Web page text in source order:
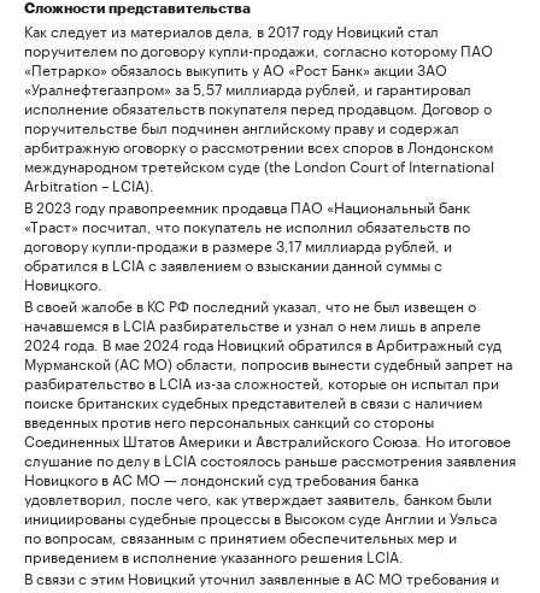
Сложности представительства
Как следует из материалов дела, в 2017 году Новицкий стал
поручителем по договору купли-продажи, согласно которому ПАО
«Петрарко» обязалось выкупить у АО «Рост Банк» акции ЗАО
«Уралнефтегазпром» за 5,57 миллиарда рублей, и гарантировал
исполнение обязательств покупателя перед продавцом. Договор о
поручительстве был подчинен английскому праву и содержал
арбитражную оговорку о рассмотрении всех споров в Лондонском
международном третейском суде (the London Court of International
Arbitration – LCIA).
В 2023 году правопреемник продавца ПАО «Национальный банк
«Траст» посчитал, что покупатель не исполнил обязательств по
договору купли-продажи в размере 3,17 миллиарда рублей, и
обратился в LCIA с заявлением о взыскании данной суммы с
Новицкого.
В своей жалобе в КС РФ последний указал, что не был извещен о
начавшемся в LCIA разбирательстве и узнал о нем лишь в апреле
2024 года. В мае 2024 года Новицкий обратился в Арбитражный суд
Мурманской (АС МО) области, попросив вынести судебный запрет на
разбирательство в LCIA из-за сложностей, которые он испытал при
поиске британских судебных представителей в связи с наличием
введенных против него персональных санкций со стороны
Соединенных Штатов Америки и Австралийского Союза. Но итоговое
слушание по делу в LCIA состоялось раньше рассмотрения заявления
Новицкого в АС МО — лондонский суд требования банка
удовлетворил, после чего, как утверждает заявитель, банком были
инициированы судебные процессы в Высоком суде Англии и Уэльса
по вопросам, связанным с принятием обеспечительных мер и
приведением в исполнение указанного решения LCIA.
В связи с этим Новицкий уточнил заявленные в АС МО требования и